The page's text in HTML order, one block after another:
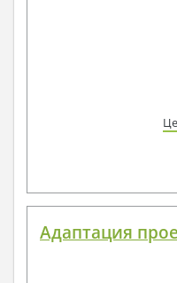
Адаптация